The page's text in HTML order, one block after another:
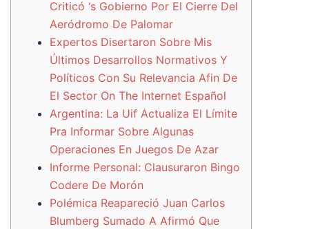
Criticó ‘s Gobierno Por El Cierre Del
Aeródromo De Palomar
Expertos Disertaron Sobre Mis
Últimos Desarrollos Normativos Y
Políticos Con Su Relevancia Afin De
El Sector On The Internet Español
Argentina: La Uif Actualiza El Límite
Pra Informar Sobre Algunas
Operaciones En Juegos De Azar
Informe Personal: Clausuraron Bingo
Codere De Morón
Polémica Reapareció Juan Carlos
Blumberg Sumado A Afirmó Que